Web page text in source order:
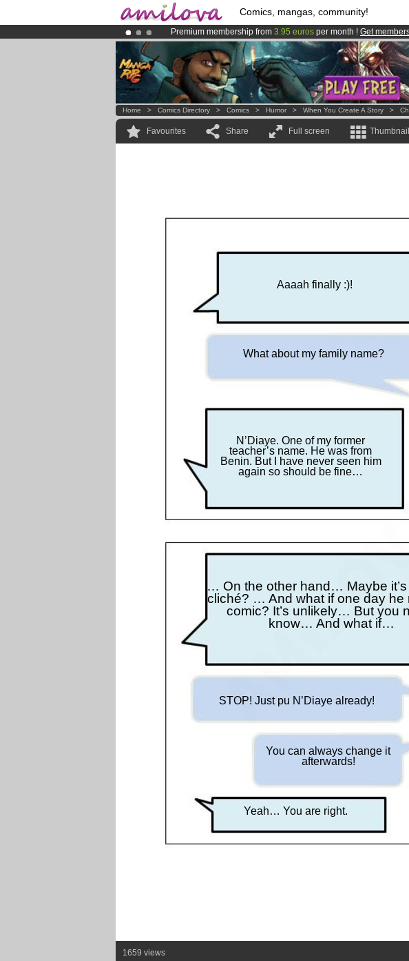
Comics, mangas, community!
Premium membership from 3.95 euros per month ! Get
Already 134393membersand 1208comics & mangas!.
AmilovaKickstarter is now LIVE!.
Home > Comics Directory > Comics > Humor > When You Create A Story >
Favourites Share Full screen
Aaaah finally :)!
What about my family name?
N’Diaye. One of my former
teacher’s name. He was from
Benin. But I have never seen him
again so should be fine…
… On the other hand… Maybe
cliché? … And what if one day he
comic? It’s unlikely… But you
know… And what if…
STOP! Just pu N’Diaye already!
You can always change it
afterwards!
Yeah… You are right.
1659 views